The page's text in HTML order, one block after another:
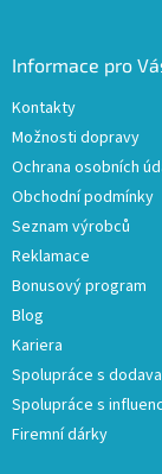
Informace pro
Kontakty
Možnosti dopravy
Ochrana osobních
Obchodní podmínky
Seznam výrobců
Reklamace
Bonusový program
Blog
Kariera
Spolupráce s
Spolupráce s
Firemní dárky